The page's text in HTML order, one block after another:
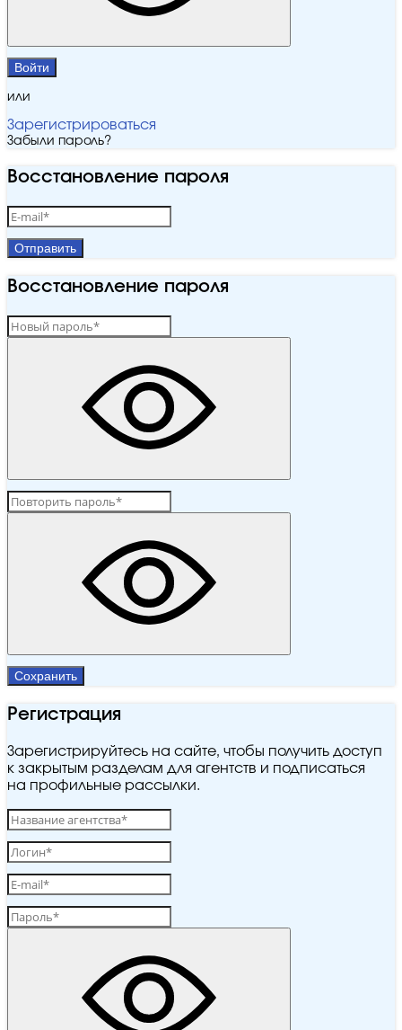
Войти
или
Зарегистрироваться
Забыли пароль?
Восстановление пароля
Отправить
Восстановление пароля
Сохранить
Регистрация
Зарегистрируйтесь на сайте, чтобы получить доступ
к закрытым разделам для агентств и подписаться
на профильные рассылки.